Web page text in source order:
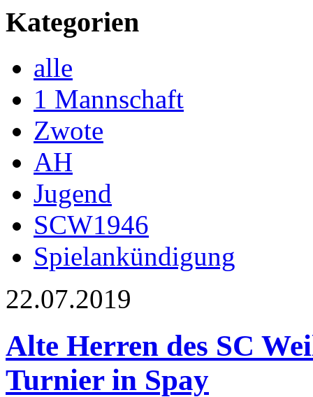
Kategorien
alle
1 Mannschaft
Zwote
AH
Jugend
SCW1946
Spielankündigung
22.07.2019
Alte Herren des SC
Turnier in Spay